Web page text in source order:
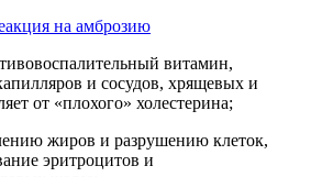
на амброзию
витамин,
и сосудов, хрящевых и
от «плохого» холестерина;
жиров и разрушению клеток,
эритроцитов и